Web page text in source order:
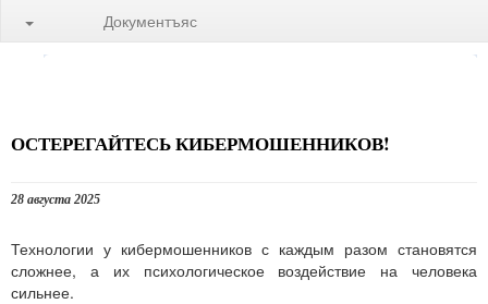
Документъяс
ОСТЕРЕГАЙТЕСЬ КИБЕРМОШЕННИКОВ!
28 августа 2025
Технологии у кибермошенников с каждым разом становятся
сложнее, а их психологическое воздействие на человека
сильнее.